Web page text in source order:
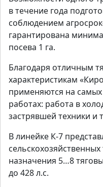
в течение года
соблюдением
гарантирована
посева 1 га.
Благодаря отличным
характеристикам
применяются на
работах: работа в
застрявшей техники и
В линейке К-7
назначения 5…8
до 428 л.с.